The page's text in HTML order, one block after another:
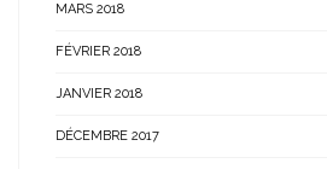
MARS 2018
FÉVRIER 2018
JANVIER 2018
DÉCEMBRE 2017